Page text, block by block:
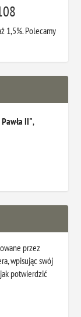
1,5%. Polecamy
II",
przez
wpisując swój
potwierdzić